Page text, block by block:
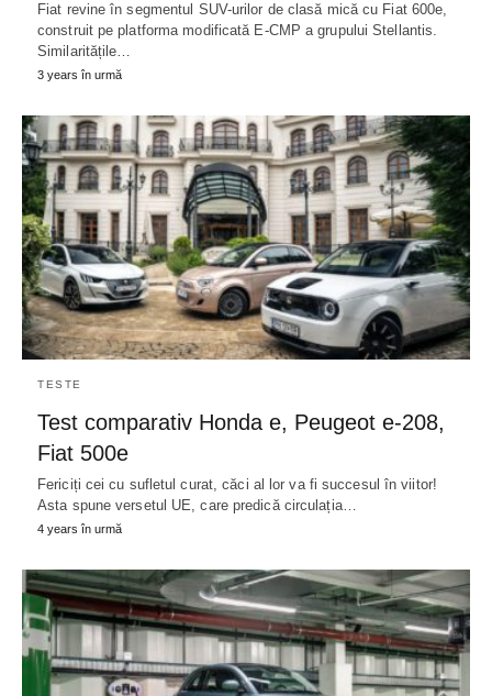
Fiat revine în segmentul SUV-urilor de clasă mică cu Fiat 600e,
construit pe platforma modificată E-CMP a grupului Stellantis.
Similaritățile…
3 years în urmă
TESTE
Test comparativ Honda e, Peugeot e-208,
Fiat 500e
Fericiți cei cu sufletul curat, căci al lor va fi succesul în viitor!
Asta spune versetul UE, care predică circulația…
4 years în urmă